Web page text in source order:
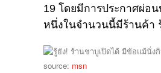
19 โดยมีการประกาศผ่อ
หนึ่งในจำนวนนี้มีร้านค้า
source: msn